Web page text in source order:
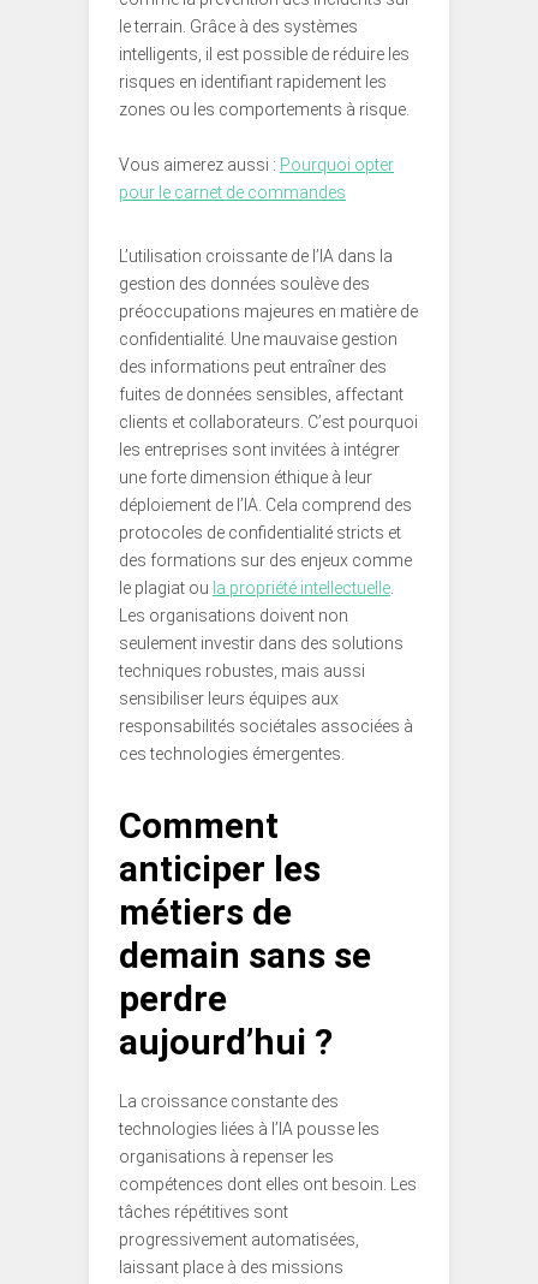
le terrain. Grâce à des systèmes
intelligents, il est possible de réduire les
risques en identifiant rapidement les
zones ou les comportements à risque.
Vous aimerez aussi : Pourquoi opter
pour le carnet de commandes
L’utilisation croissante de l’IA dans la
gestion des données soulève des
préoccupations majeures en matière de
confidentialité. Une mauvaise gestion
des informations peut entraîner des
fuites de données sensibles, affectant
clients et collaborateurs. C’est pourquoi
les entreprises sont invitées à intégrer
une forte dimension éthique à leur
déploiement de l’IA. Cela comprend des
protocoles de confidentialité stricts et
des formations sur des enjeux comme
le plagiat ou la propriété intellectuelle.
Les organisations doivent non
seulement investir dans des solutions
techniques robustes, mais aussi
sensibiliser leurs équipes aux
responsabilités sociétales associées à
ces technologies émergentes.
Comment
anticiper les
métiers de
demain sans se
perdre
aujourd’hui ?
La croissance constante des
technologies liées à l’IA pousse les
organisations à repenser les
compétences dont elles ont besoin. Les
tâches répétitives sont
progressivement automatisées,
laissant place à des missions